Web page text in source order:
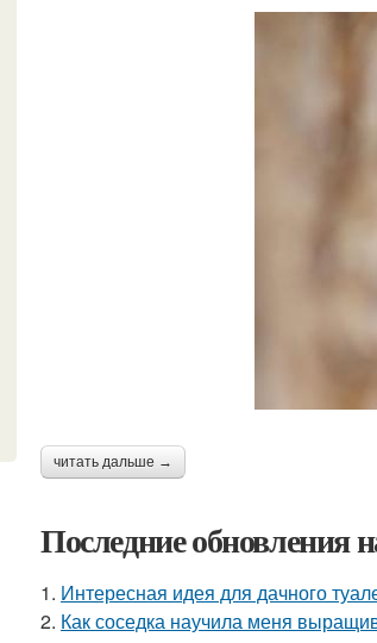
читать дальше →
Последние обновления
1. Интересная идея для дачного
2. Как соседка научила меня